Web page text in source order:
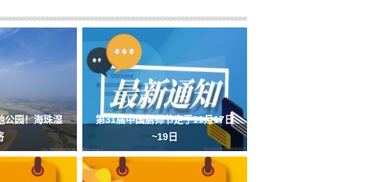
公园！海珠湿
第31届中国厨师节定于11月17日
~19日